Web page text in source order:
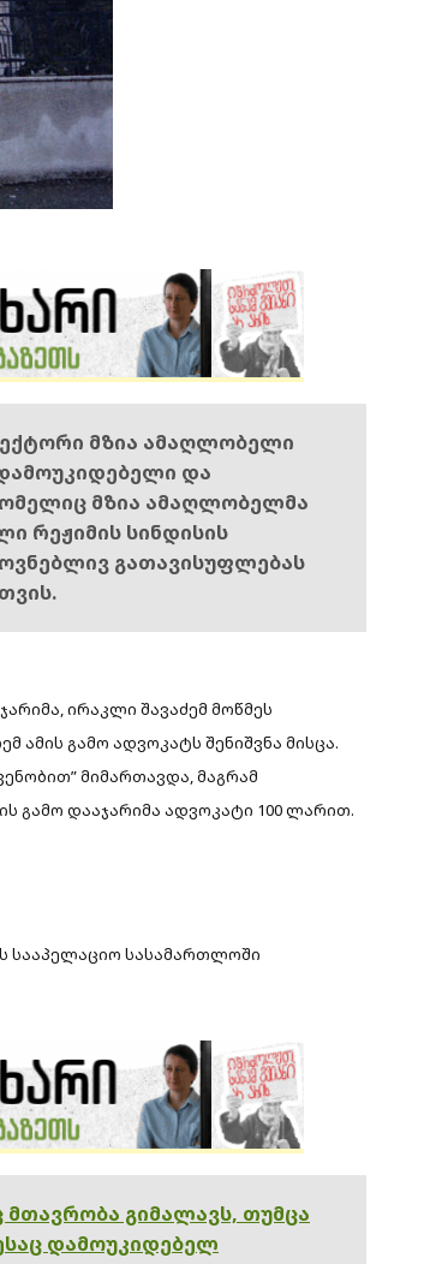
მზია ამაღლობელი
და
მზია ამაღლობელმა
რეჟიმის სინდისის
გათავისუფლებას
ირაკლი შავაძემ მოწმეს
ამის გამო ადვოკატს შენიშვნა მისცა.
მიმართავდა, მაგრამ
გამო დააჯარიმა ადვოკატი 100 ლარით.
სააპელაციო სასამართლოში
მთავრობა გიმალავს, თუმცა
დამოუკიდებელ